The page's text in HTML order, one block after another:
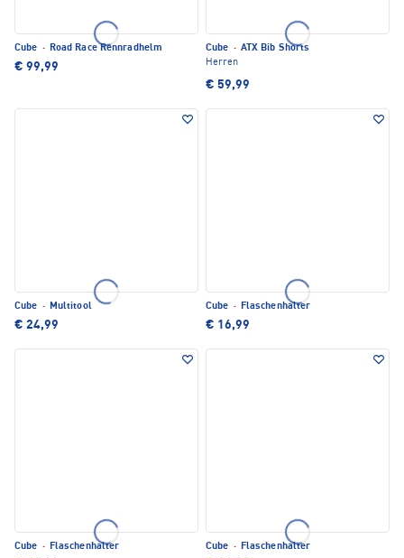
Cube · Road Race Rennradhelm
€ 99,99
Cube · ATX Bib Shorts
Herren
€ 59,99
Cube · Multitool
€ 24,99
Cube · Flaschenhalter
€ 16,99
Cube · Flaschenhalter Cube · Flaschenhalter